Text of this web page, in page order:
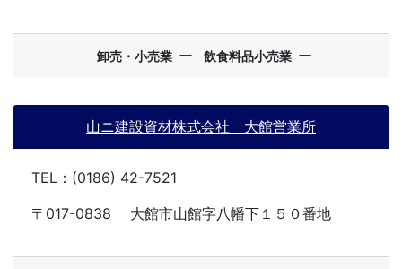
卸売・小売業 ー 飲食料品小売業 ー
山ニ建設資材株式会社 大館営業所
TEL：(0186) 42-7521
〒017-0838
大館市山館字八幡下１５０番地